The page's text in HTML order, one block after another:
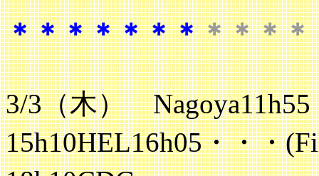
＊＊＊＊＊＊＊＊＊＊＊
3/3（木）
15h10HEL16h05・・・